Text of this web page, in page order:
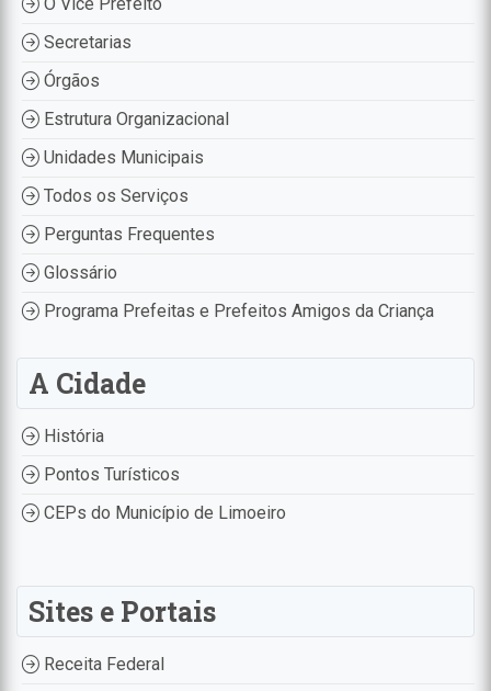
O Vice Prefeito
Secretarias
Órgãos
Estrutura Organizacional
Unidades Municipais
Todos os Serviços
Perguntas Frequentes
Glossário
Programa Prefeitas e Prefeitos Amigos da Criança
A Cidade
História
Pontos Turísticos
CEPs do Município de Limoeiro
Sites e Portais
Receita Federal